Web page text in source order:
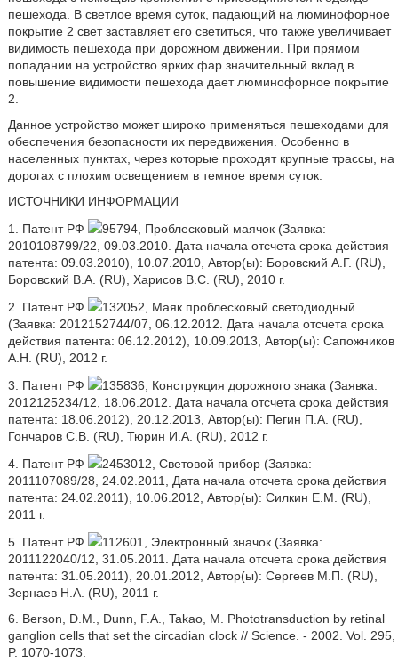
пешехода. В светлое время суток, падающий на люминофорное
покрытие 2 свет заставляет его светиться, что также увеличивает
видимость пешехода при дорожном движении. При прямом
попадании на устройство ярких фар значительный вклад в
повышение видимости пешехода дает люминофорное покрытие
2.
Данное устройство может широко применяться пешеходами для
обеспечения безопасности их передвижения. Особенно в
населенных пунктах, через которые проходят крупные трассы, на
дорогах с плохим освещением в темное время суток.
ИСТОЧНИКИ ИНФОРМАЦИИ
1. Патент РФ
95794, Проблесковый маячок (Заявка:
2010108799/22, 09.03.2010. Дата начала отсчета срока действия
патента: 09.03.2010), 10.07.2010, Автор(ы): Боровский А.Г. (RU),
Боровский В.A. (RU), Харисов В.С. (RU), 2010 г.
2. Патент РФ
132052, Маяк проблесковый светодиодный
(Заявка: 2012152744/07, 06.12.2012. Дата начала отсчета срока
действия патента: 06.12.2012), 10.09.2013, Автор(ы): Сапожников
А.Н. (RU), 2012 г.
3. Патент РФ
135836, Конструкция дорожного знака (Заявка:
2012125234/12, 18.06.2012. Дата начала отсчета срока действия
патента: 18.06.2012), 20.12.2013, Автор(ы): Пегин П.А. (RU),
Гончаров С.В. (RU), Тюрин И.А. (RU), 2012 г.
4. Патент РФ
2453012, Световой прибор (Заявка:
2011107089/28, 24.02.2011, Дата начала отсчета срока действия
патента: 24.02.2011), 10.06.2012, Автор(ы): Силкин Е.М. (RU),
2011 г.
5. Патент РФ
112601, Электронный значок (Заявка:
2011122040/12, 31.05.2011. Дата начала отсчета срока действия
патента: 31.05.2011), 20.01.2012, Автор(ы): Сергеев М.П. (RU),
Зернаев Н.А. (RU), 2011 г.
6. Berson, D.M., Dunn, F.A., Takao, М. Phototransduction by retinal
ganglion cells that set the circadian clock // Science. - 2002. Vol. 295,
P. 1070-1073.